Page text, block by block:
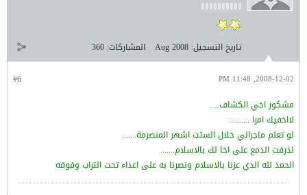
تاريخ التسجيل: Aug 2008 المشاركات: 360
#6 2008-12-02, 11:48 PM
مشكور اخي الكشاف.....
لااخفيك امرا ..........
لو تعلم ماجرالي خلال الستت اشهر المنصرمة.......
لذرفت الدمع على اخا لك بالاسلام.......
الحمد لله الذي عزنا بالاسلام ونصرنا به على اعداء تحت التراب وفوقه